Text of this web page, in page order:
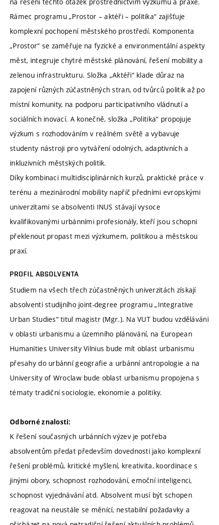
Rámec programu „Prostor – aktéři – politika“ zajišťuje
komplexní pochopení městského prostředí. Komponenta
„Prostor“ se zaměřuje na fyzické a environmentální aspekty
měst, integruje chytré městské plánování, řešení mobility a
zelenou infrastrukturu. Složka „Aktéři“ klade důraz na
zapojení různých zúčastněných stran, od tvůrců politik až po
místní komunity, na podporu participativního vládnutí a
sociálních inovací. A konečně, složka „Politika“ propojuje
výzkum s rozhodováním v reálném světě a vybavuje
studenty nástroji pro vytváření odolných, adaptivních a
inkluzivních městských politik.
Díky kombinaci multidisciplinárních kurzů, praktické práce v
terénu a mezinárodní mobility napříč předními evropskými
univerzitami se absolventi INUS stávají vysoce
kvalifikovanými urbánními profesionály, kteří jsou schopni
překlenout propast mezi výzkumem, politikou a městskou
praxí.
PROFIL ABSOLVENTA
Studiem na všech třech zúčastněných univerzitách získají
absolventi studijního joint-degree programu „Integrative
Urban Studies“ titul magistr (Mgr.). Na VUT budou vzděláváni
v oblasti urbanismu a územního plánování, na European
Humanities University Vilnius bude mít oblast urbanismu
přesahy do urbánní geografie a urbánní antropologie a na
University of Wroclaw bude oblast urbanismu propojena s
tématy tradiční sociologie, ekonomie a politiky.
Odborné znalosti:
K řešení současných urbánních výzev je potřeba
absolventům předat především dovednosti jako komplexní
řešení problémů, kritické myšlení, kreativita, koordinace s
jinými obory, schopnost rozhodování, emoční inteligenci,
schopnost vyjednávání atd. Absolvent musí být schopen
reagovat na neustále se měnící, nestabilní požadavky a